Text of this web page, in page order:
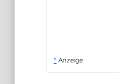
* Anzeige